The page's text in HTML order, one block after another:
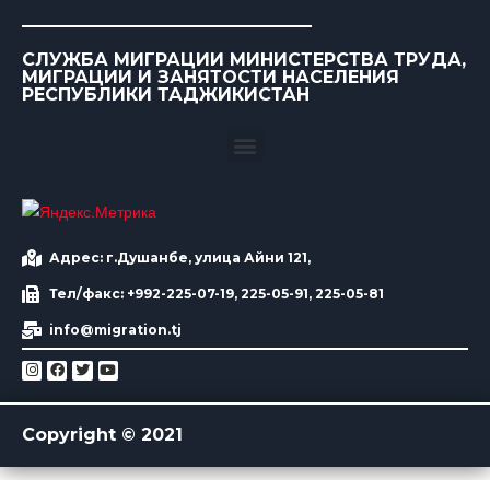
СЛУЖБА МИГРАЦИИ МИНИСТЕРСТВА ТРУДА,
МИГРАЦИИ И ЗАНЯТОСТИ НАСЕЛЕНИЯ
РЕСПУБЛИКИ ТАДЖИКИСТАН
Адрес: г.Душанбе, улица Айни 121,
Тел/факс: +992-225-07-19, 225-05-91, 225-05-81
info@migration.tj
Copyright © 2021